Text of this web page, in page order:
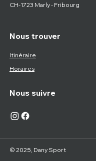
Nous trouver
Itinéraire
CH-1723 Marly - Fribourg
Nous suivre
© 2025, Dany Sport
Horaires